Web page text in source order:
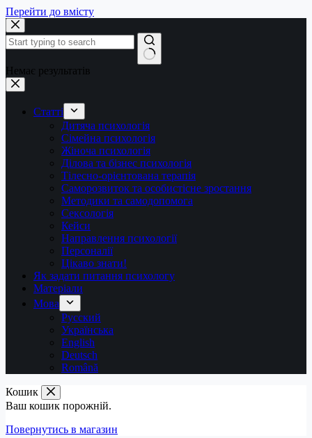
Перейти до вмісту
Немає результатів
Статті
Дитяча психологія
Сімейна психологія
Жіноча психологія
Ділова та бізнес психологія
Тілесно-орієнтована терапія
Саморозвиток та особистісне зростання
Методики та самодопомога
Сексологія
Кейси
Направлення психології
Персоналії
Цікаво знати!
Як задати питання психологу
Матеріали
Мова
Русский
Українська
English
Deutsch
Română
Кошик
Ваш кошик порожній.
Повернутись в магазин